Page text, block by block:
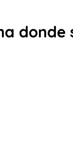
donde